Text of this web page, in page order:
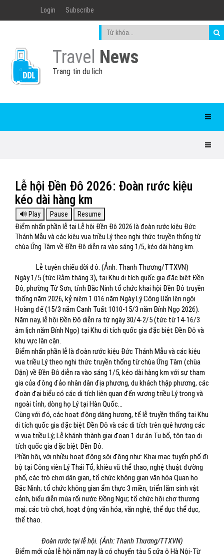
Login Subscribe
Travel News
Trang tin du lịch
Lễ hội Đền Đô 2026: Đoàn rước kiệu
kéo dài hàng km
Điểm nhấn phần lễ tại Lễ hội Đền Đô 2026 là đoàn rước kiệu Đức
Thánh Mẫu và các kiệu vua triều Lý theo nghi thức truyền thống từ
chùa Ứng Tâm về Đền Đô diễn ra vào sáng 1/5, kéo dài hàng km.
Lễ tuyên chiếu dời đô. (Ảnh: Thanh Thương/TTXVN)
Ngày 1/5 (tức Rằm tháng 3), tại Khu di tích quốc gia đặc biệt Đền
Đô, phường Từ Sơn, tỉnh Bắc Ninh tổ chức khai hội Đền Đô truyền
thống năm 2026, kỷ niệm 1.016 năm Ngày Lý Công Uẩn lên ngôi
Hoàng đế (15/3 năm Canh Tuất 1010-15/3 năm Bính Ngọ 2026).
Năm nay, lễ hội Đền Đô diễn ra từ ngày 30/4-2/5 (tức từ 14-16/3
âm lịch năm Bính Ngọ) tại Khu di tích quốc gia đặc biệt Đền Đô và
khu vực lân cận.
Điểm nhấn phần lễ là đoàn rước kiệu Đức Thánh Mẫu và các kiệu
vua triều Lý theo nghi thức truyền thống từ chùa Ứng Tâm (chùa
Dận) về Đền Đô diễn ra vào sáng 1/5, kéo dài hàng km với sự tham
gia của đông đảo nhân dân địa phương, du khách thập phương, các
đoàn đại biểu có các di tích liên quan đến vương triều Lý trong và
ngoài tỉnh, dòng họ Lý tại Hàn Quốc...
Cùng với đó, các hoạt động dâng hương, tế lễ truyền thống tại Khu
di tích quốc gia đặc biệt Đền Đô và các di tích trên quê hương các
vị vua triều Lý; Lễ khánh thành giai đoạn 1 dự án Tu bổ, tôn tạo di
tích quốc gia đặc biệt Đền Đô.
Phần hội, với nhiều hoạt động sôi động như: Khai mạc tuyến phố đi
bộ tại Công viên Lý Thái Tổ, khiêu vũ thể thao, nghệ thuật đường
phố, các trò chơi dân gian, tổ chức không gian văn hóa Quan họ
Bắc Ninh; tổ chức không gian ẩm thực 3 miền, triển lãm sinh vật
cảnh, biểu diễn múa rối nước Đồng Ngư; tổ chức hội chợ thương
mại; các trò chơi, hoạt động văn hóa, văn nghệ, thể dục thể dục,
thể thao.
Đoàn rước tại lễ hội. (Ảnh: Thanh Thương/TTXVN)
Điểm mới của lễ hội năm nay là có chuyến tàu 5 cửa ô Hà Nội-Từ